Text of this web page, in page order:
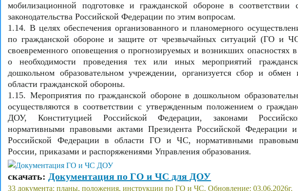
мобилизационной подготовке и гражданской обороне в соответствии
законодательства Российской Федерации по этим вопросам.
1.14. В целях обеспечения организованного и планомерного
по гражданской обороне и защите от чрезвычайных ситуаций (ГО и
своевременного оповещения о прогнозируемых и возникших опасностях
о необходимости проведения тех или иных мероприятий
дошкольном образовательном учреждении, организуется сбор и
области гражданской обороны.
1.15. Мероприятия по гражданской обороне в дошкольном
осуществляются в соответствии с утвержденным положением о
ДОУ, Конституцией Российской Федерации, законами
нормативными правовыми актами Президента Российской Федерации и
Российской Федерации в области ГО и ЧС, нормативными
России, приказами и распоряжениями Управления образования.
скачать: Документация по ГО и ЧС для ДОУ
33 документа: планы, положения, инструкции по ГО и ЧС. Обновление: 03.06.2026г.